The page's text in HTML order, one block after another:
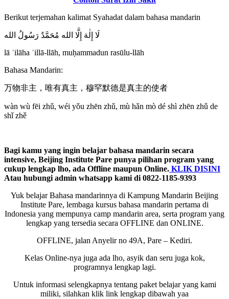
Berikut terjemahan kalimat Syahadat dalam bahasa mandarin
lā ʾilāha ʾillā-llāh, muḥammadun rasūlu-llāh
Bahasa Mandarin:
万物非主，唯有真主，穆罕默德是真主的使者
wàn wù fēi zhǔ, wéi yǒu zhēn zhǔ, mù hǎn mò dé shì zhēn zhǔ de
shǐ zhě
Bagi kamu yang ingin belajar bahasa mandarin secara
intensive, Beijing Institute Pare punya pilihan program yang
cukup lengkap lho, ada Offline maupun Online. KLIK DISINI
Atau hubungi admin whatsapp kami di 0822-1185-9393
Yuk belajar Bahasa mandarinnya di Kampung Mandarin Beijing
Institute Pare, lembaga kursus bahasa mandarin pertama di
Indonesia yang mempunya camp mandarin area, serta program yang
lengkap yang tersedia secara OFFLINE dan ONLINE.
OFFLINE, jalan Anyelir no 49A, Pare – Kediri.
Kelas Online-nya juga ada lho, asyik dan seru juga kok,
programnya lengkap lagi.
Untuk informasi selengkapnya tentang paket belajar yang kami
miliki, silahkan klik link lengkap dibawah yaa